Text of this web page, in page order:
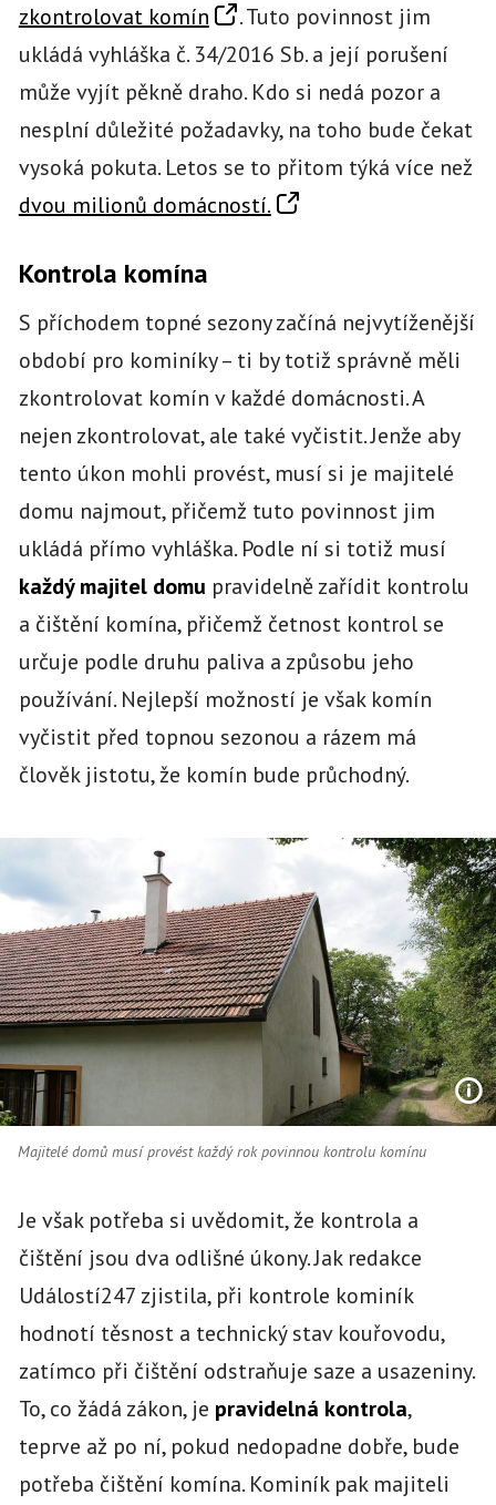
zkontrolovat komín
. Tuto povinnost jim
ukládá vyhláška č. 34/2016 Sb. a její porušení
může vyjít pěkně draho. Kdo si nedá pozor a
nesplní důležité požadavky, na toho bude čekat
vysoká pokuta. Letos se to přitom týká více než
dvou milionů domácností.
Kontrola komína
S příchodem topné sezony začíná nejvytíženější
období pro kominíky – ti by totiž správně měli
zkontrolovat komín v každé domácnosti. A
nejen zkontrolovat, ale také vyčistit. Jenže aby
tento úkon mohli provést, musí si je majitelé
domu najmout, přičemž tuto povinnost jim
ukládá přímo vyhláška. Podle ní si totiž musí
každý majitel domu pravidelně zařídit kontrolu
a čištění komína, přičemž četnost kontrol se
určuje podle druhu paliva a způsobu jeho
používání. Nejlepší možností je však komín
vyčistit před topnou sezonou a rázem má
člověk jistotu, že komín bude průchodný.
Majitelé domů musí provést každý rok povinnou kontrolu komínu
Je však potřeba si uvědomit, že kontrola a
čištění jsou dva odlišné úkony. Jak redakce
Událostí247 zjistila, při kontrole kominík
hodnotí těsnost a technický stav kouřovodu,
zatímco při čištění odstraňuje saze a usazeniny.
To, co žádá zákon, je pravidelná kontrola,
teprve až po ní, pokud nedopadne dobře, bude
potřeba čištění komína. Kominík pak majiteli